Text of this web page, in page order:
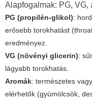
Alapfogalmak: PG, VG,
PG (propilén-glikol):
erősebb torokhatást
eredményez.
VG (növényi glicerin):
lágyabb torokhatás.
Aromák: természetes
elérhetők (gyümölcsök,